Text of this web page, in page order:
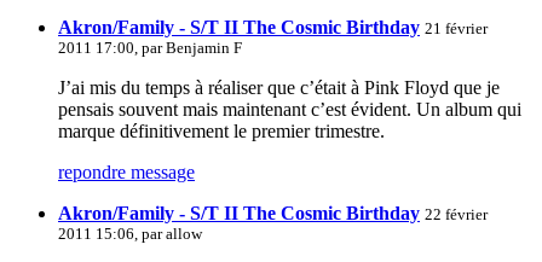
Akron/Family - S/T II The Cosmic Birthday 21 février
2011 17:00, parBenjamin F
J’ai mis du temps à réaliser que c’était à Pink Floyd que je
pensais souvent mais maintenant c’est évident. Un album qui
marque définitivement le premier trimestre.
repondre message
Akron/Family - S/T II The Cosmic Birthday 22 février
2011 15:06, parallow